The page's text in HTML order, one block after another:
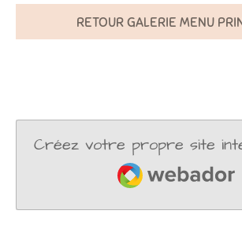
RETOUR GALERIE MENU
Créez votre propre site
Webador